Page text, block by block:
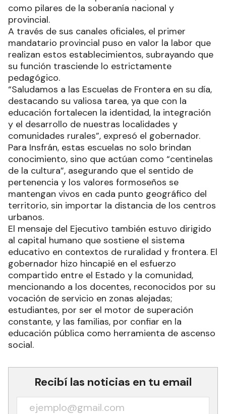
como pilares de la soberanía nacional y
provincial.
A través de sus canales oficiales, el primer
mandatario provincial puso en valor la labor que
realizan estos establecimientos, subrayando que
su función trasciende lo estrictamente
pedagógico.
“Saludamos a las Escuelas de Frontera en su día,
destacando su valiosa tarea, ya que con la
educación fortalecen la identidad, la integración
y el desarrollo de nuestras localidades y
comunidades rurales”, expresó el gobernador.
Para Insfrán, estas escuelas no solo brindan
conocimiento, sino que actúan como “centinelas
de la cultura”, asegurando que el sentido de
pertenencia y los valores formoseños se
mantengan vivos en cada punto geográfico del
territorio, sin importar la distancia de los centros
urbanos.
El mensaje del Ejecutivo también estuvo dirigido
al capital humano que sostiene el sistema
educativo en contextos de ruralidad y frontera. El
gobernador hizo hincapié en el esfuerzo
compartido entre el Estado y la comunidad,
mencionando a los docentes, reconocidos por su
vocación de servicio en zonas alejadas;
estudiantes, por ser el motor de superación
constante, y las familias, por confiar en la
educación pública como herramienta de ascenso
social.
Recibí las noticias en tu email